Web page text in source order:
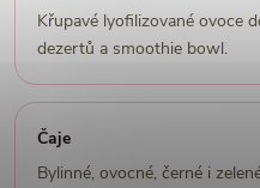
Křupavé lyofilizované ovoce
dezertů a smoothie bowl.
Čaje
Bylinné, ovocné, černé i